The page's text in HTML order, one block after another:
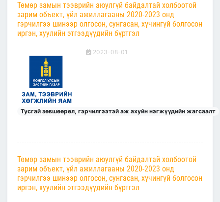
Төмөр замын тээврийн аюулгүй байдалтай холбоотой
зарим объект, үйл ажиллагааны 2020-2023 онд
гэрчилгээ шинээр олгосон, сунгасан, хүчингүй болгосон
иргэн, хуулийн этгээдүүдийн бүртгэл
2023-08-01
Тусгай зөвшөөрөл, гэрчилгээтэй аж ахуйн нэгжүүдийн жагсаалт
Төмөр замын тээврийн аюулгүй байдалтай холбоотой
зарим объект, үйл ажиллагааны 2020-2023 онд
гэрчилгээ шинээр олгосон, сунгасан, хүчингүй болгосон
иргэн, хуулийн этгээдүүдийн бүртгэл